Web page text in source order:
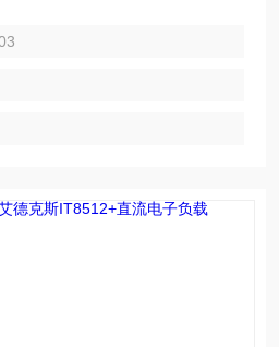
施瓦茨CMW100手机综测仪器 租